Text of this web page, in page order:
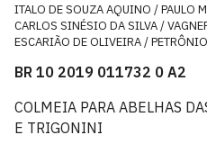
ITALO DE SOUZA AQUINO / PAULO
CARLOS SINÉSIO DA SILVA /
ESCARIÃO DE OLIVEIRA /
BR 10 2019 011732 0 A2
COLMEIA PARA ABELHAS
E TRIGONINI